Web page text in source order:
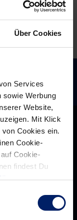
Über Cookies
Services
sowie Werbung
Website,
Mit Klick
von Cookies ein.
Cookie-
Cookie-
findest Du
.
geht’s
los